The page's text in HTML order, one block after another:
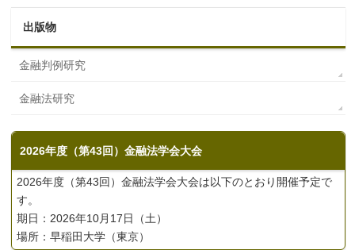
出版物
金融判例研究
金融法研究
2026年度（第43回）金融法学会大会
2026年度（第43回）金融法学会大会は以下のとおり開催予定で
す。
期日：2026年10月17日（土）
場所：早稲田大学（東京）